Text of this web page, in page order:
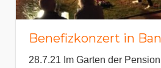
Benefizkonzert in
28.7.21 Im Garten der